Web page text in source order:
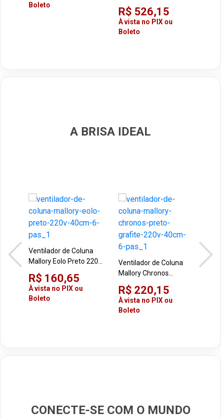
Boleto
Branco 220V Espelhado
R$ 526,15
À vista no PIX ou
Boleto
A BRISA IDEAL
Ventilador de Coluna
Mallory Eolo Preto 220V
40cm 6 Pás
R$ 160,65
À vista no PIX ou
Boleto
Ventilador de Coluna
Mallory Chronos
Preto/Grafite 220V
40cm 6 Pás
R$ 220,15
À vista no PIX ou
Boleto
CONECTE-SE COM O MUNDO